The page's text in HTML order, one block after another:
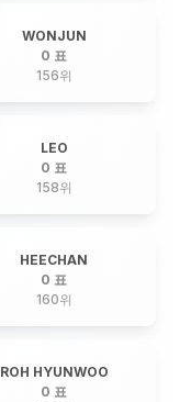
WONJUN
0 표
156위
LEO
0 표
158위
HEECHAN
0 표
160위
ROH HYUNWOO
0 표